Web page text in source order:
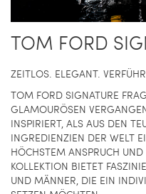
TOM FORD
ZEITLOS. ELEGANT.
TOM FORD SIGNATURE
GLAMOURÖSEN
INSPIRIERT, ALS AUS DEN
INGREDIENZIEN DER WELT
HÖCHSTEM ANSPRUCH
KOLLEKTION BIETET
UND MÄNNER, DIE EIN